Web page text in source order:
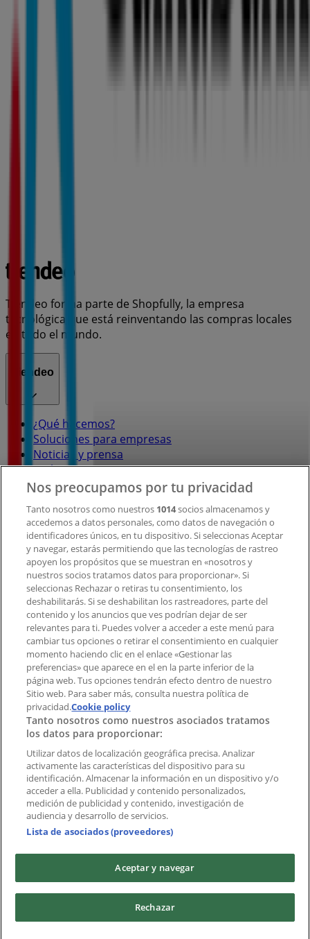
Tiendeo forma parte de Shopfully, la empresa
tecnológica que está reinventando las compras locales
en todo el mundo.
Tiendeo
¿Qué hacemos?
Soluciones para empresas
Noticias y prensa
Trabaja con nosotros
Contacto
Contacto comercial y de marketing
Tienda mal colocada en el mapa
Notificar un folleto
¿Encontraste un problema en la web o en la
aplicación?
Índices
Marcas
Negocios
Negocios cercanos
Productos
Ciudades
Descargar la APP Tiendeo
Copyright © Tiendeo ® 2026 · Shopfully Marketing S.L.U. –
Nos preocupamos por tu privacidad
Tanto nosotros como nuestros 1014socios almacenamos y
accedemos a datos personales, como datos de navegación o
identificadores únicos, en tu dispositivo. Si seleccionas Aceptar
y navegar, estarás permitiendo que las tecnologías de rastreo
apoyen los propósitos que se muestran en «nosotros y
nuestros socios tratamos datos para proporcionar». Si
seleccionas Rechazar o retiras tu consentimiento, los
deshabilitarás. Si se deshabilitan los rastreadores, parte del
contenido y los anuncios que ves podrían dejar de ser
relevantes para ti. Puedes volver a acceder a este menú para
cambiar tus opciones o retirar el consentimiento en cualquier
momento haciendo clic en el enlace «Gestionar las
preferencias» que aparece en el en la parte inferior de la
página web. Tus opciones tendrán efecto dentro de nuestro
Sitio web. Para saber más, consulta nuestra política de
privacidad.Cookie policy
Tanto nosotros como nuestros asociados tratamos
los datos para proporcionar:
Utilizar datos de localización geográfica precisa. Analizar
activamente las características del dispositivo para su
identificación. Almacenar la información en un dispositivo y/o
acceder a ella. Publicidad y contenido personalizados,
medición de publicidad y contenido, investigación de
audiencia y desarrollo de servicios.
Lista de asociados (proveedores)
Aceptar y navegar
Rechazar